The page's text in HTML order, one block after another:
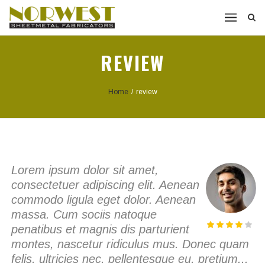
REVIEW
Home / review
Lorem ipsum dolor sit amet,
consectetuer adipiscing elit. Aenean
commodo ligula eget dolor. Aenean
massa. Cum sociis natoque
penatibus et magnis dis parturient
montes, nascetur ridiculus mus. Donec quam
felis, ultricies nec, pellentesque eu, pretium...